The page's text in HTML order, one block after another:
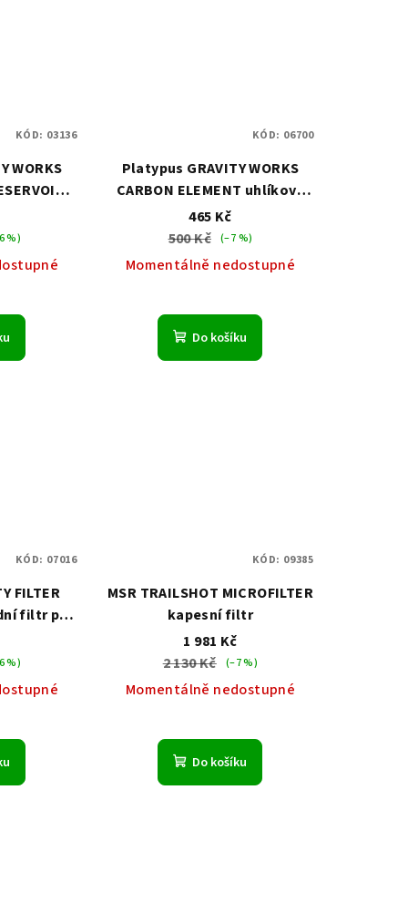
WORKS
vak
%)
KÓD: 03136
Platypus GRAVITY WORKS
CARBON ELEMENT uhlíkový
filtr
465 Kč
500 Kč (–7 %)
Momentálně nedostupné
Do košíku
KÓD: 06700
FILTER
filtr pro
%)
KÓD: 07016
MSR TRAILSHOT MICROFILTER
kapesní filtr
1 981 Kč
2 130 Kč (–7 %)
Momentálně nedostupné
Do košíku
KÓD: 09385